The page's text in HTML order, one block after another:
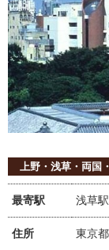
上野・浅草・両国
最寄駅 浅草駅
住所 東京